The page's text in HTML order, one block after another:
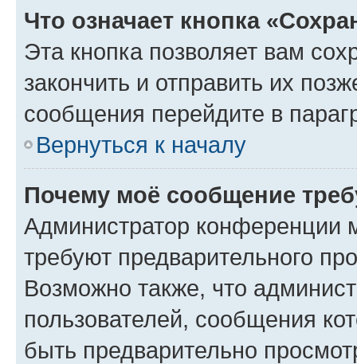
Что означает кнопка
Эта кнопка позволяет вам
закончить и отправить их
сообщения перейдите в
Вернуться к началу
Почему моё сообщение
Администратор конференции
требуют предварительного
Возможно также, что
пользователей, сообщения
быть предварительно